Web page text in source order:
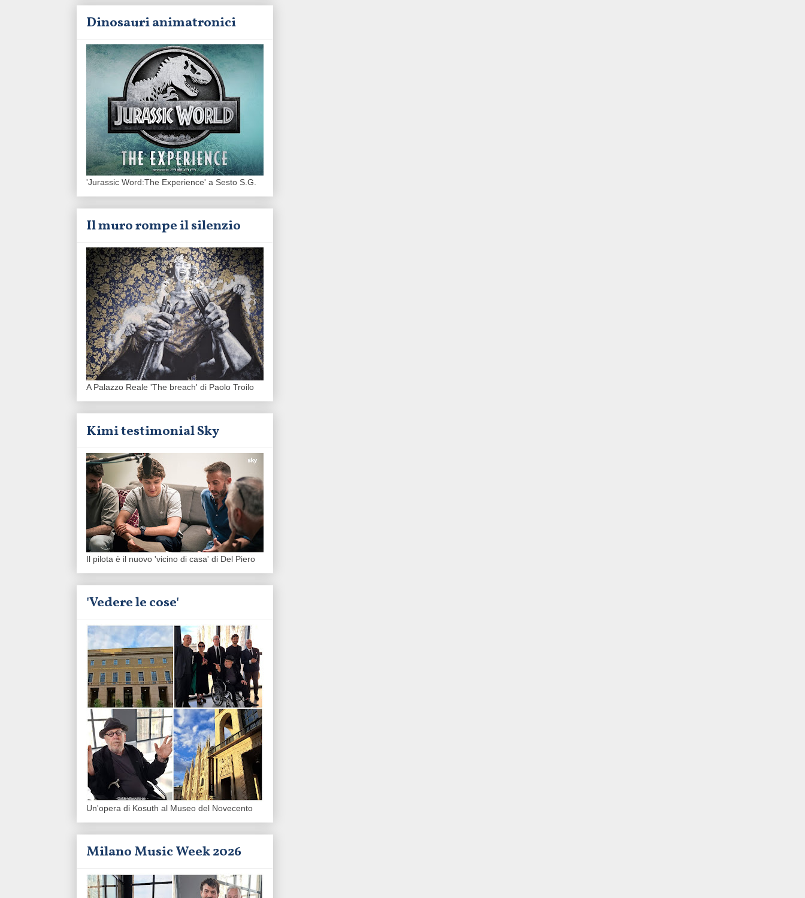
Dinosauri animatronici
'Jurassic Word:The Experience' a Sesto S.G.
Il muro rompe il silenzio
A Palazzo Reale 'The breach' di Paolo Troilo
Kimi testimonial Sky
Il pilota è il nuovo 'vicino di casa' di Del Piero
'Vedere le cose'
Un'opera di Kosuth al Museo del Novecento
Milano Music Week 2026